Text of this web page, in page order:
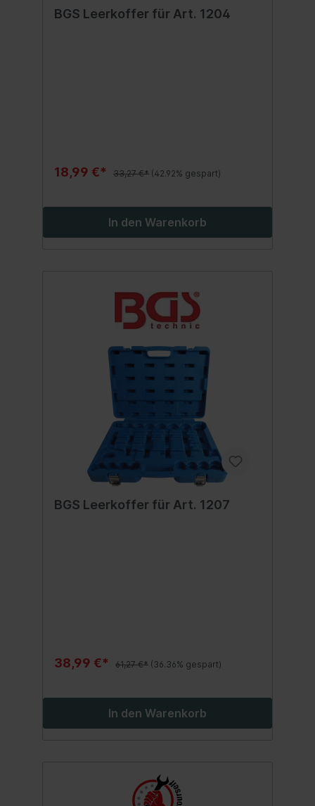
BGS Leerkoffer für Art. 1204
18,99 €* 33,27 €* (42.92% gespart)
In den Warenkorb
BGS Leerkoffer für Art. 1207
38,99 €* 61,27 €* (36.36% gespart)
In den Warenkorb